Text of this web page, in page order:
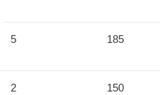
5 185
2 150